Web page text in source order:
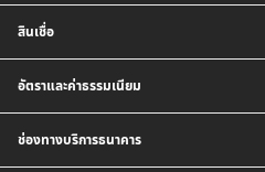
บัญชีเงินฝากกระแสรายวัน
บัญชีเงินฝากเงินตราต่างประเทศ
ตารางเปรียบเทียบผลิตภัณฑ์
ประกันวินาศภัย
สินเชื่อ
สินเชื่อบ้าน
สินเชื่อบ้านแลกเงินและสินเชื่ออเนกประสงค์
อัตราและค่าธรรมเนียม
อัตราดอกเบี้ยเงินฝาก
ช่องทางบริการธนาคาร